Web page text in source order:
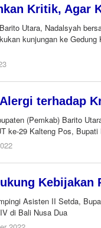
Kritik, Agar
Utara, Nadalsyah
kunjungan ke Gedung
terhadap
(Pemkab) Barito
ke-29 Kalteng Pos, Bupati
Kebijakan
Asisten II Setda,
di Bali Nusa Dua